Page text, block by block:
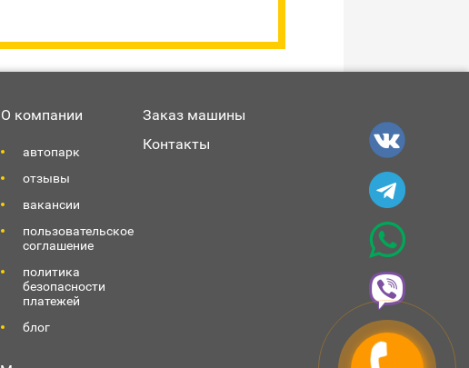
О компании
автопарк
отзывы
вакансии
пользовательское
соглашение
политика
безопасности
платежей
блог
Заказ машины
Контакты